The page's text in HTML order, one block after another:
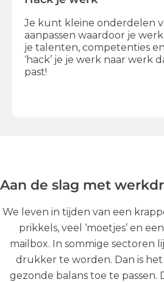
Je kunt kleine onderdelen
aanpassen waardoor je
je talenten, competenties
‘hack’ je je werk naar werk
past!
Aan de slag met
We leven in tijden van een
prikkels, veel ‘moetjes’ en
mailbox. In sommige sectoren
drukker te worden. Dan is
gezonde balans toe te passen.